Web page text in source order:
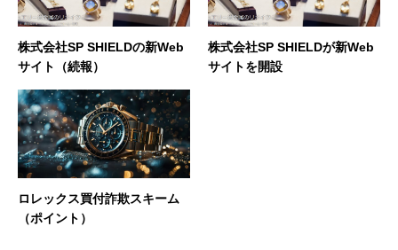
株式会社SP SHIELDの新Web
サイト（続報）
株式会社SP SHIELDが新Web
サイトを開設
ロレックス買付詐欺スキーム
（ポイント）